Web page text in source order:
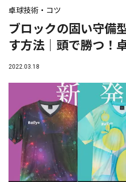
卓球技術・コツ
ブロックの固い守備
す方法｜頭で勝つ！
2022.03.18